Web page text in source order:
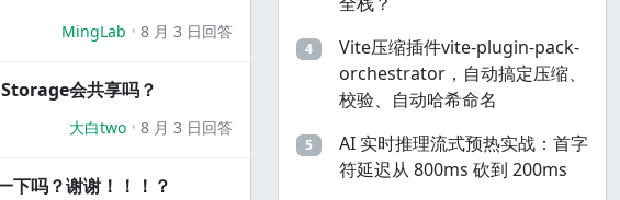
MingLab 8 月 3 日回答
会共享吗？
大白two 8 月 3 日回答
下吗？谢谢！！！？
4
Vite压缩插件vite-plugin-pack-
orchestrator，自动搞定压缩、
校验、自动哈希命名
5
AI 实时推理流式预热实战：首字
符延迟从 800ms 砍到 200ms